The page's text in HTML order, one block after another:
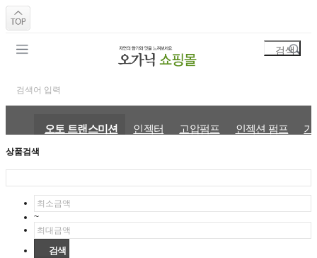
오토 트랜스미션 인젝터 고압펌프 인젝션 펌프 기
상품검색
~